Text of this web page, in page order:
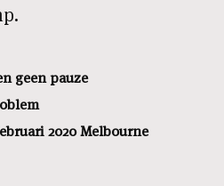
geen pauze
2020 Melbourne